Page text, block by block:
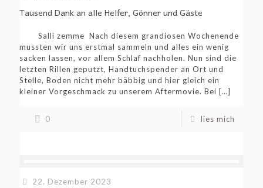
Tausend Dank an alle Helfer, Gönner und Gäste
Salli zemme Nach diesem grandiosen Wochenende
mussten wir uns erstmal sammeln und alles ein wenig
sacken lassen, vor allem Schlaf nachholen. Nun sind die
letzten Rillen geputzt, Handtuchspender an Ort und
Stelle, Boden nicht mehr bäbbig und hier gleich ein
kleiner Vorgeschmack zu unserem Aftermovie. Bei […]
0 lies mich
22. Dezember 2023